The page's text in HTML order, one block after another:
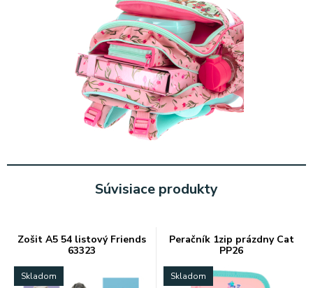
Súvisiace produkty
Zošit A5 54 listový Friends
63323
Skladom
Peračník 1zip prázdny Cat
PP26
Skladom